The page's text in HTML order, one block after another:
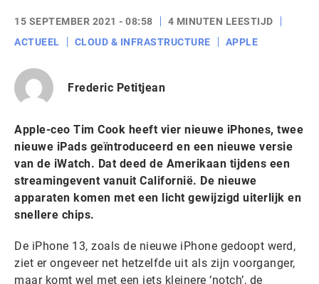
15 SEPTEMBER 2021 - 08:58
4 MINUTEN LEESTIJD
ACTUEEL
CLOUD & INFRASTRUCTURE APPLE
Frederic Petitjean
Apple-ceo Tim Cook heeft vier nieuwe iPhones, twee
nieuwe iPads geïntroduceerd en een nieuwe versie
van de iWatch. Dat deed de Amerikaan tijdens een
streamingevent vanuit Californië. De nieuwe
apparaten komen met een licht gewijzigd uiterlijk en
snellere chips.
De iPhone 13, zoals de nieuwe iPhone gedoopt werd,
ziet er ongeveer net hetzelfde uit als zijn voorganger,
maar komt wel met een iets kleinere ‘notch’, de